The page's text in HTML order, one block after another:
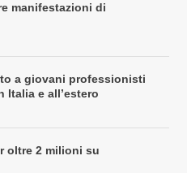
manifestazioni di
a giovani professionisti
Italia e all’estero
oltre 2 milioni su